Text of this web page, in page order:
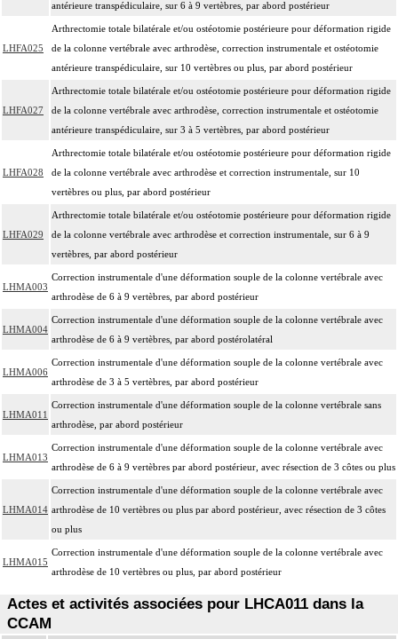
antérieure transpédiculaire, sur 6 à 9 vertèbres, par abord postérieur
LHFA025
Arthrectomie totale bilatérale et/ou ostéotomie postérieure pour déformation rigide
de la colonne vertébrale avec arthrodèse, correction instrumentale et ostéotomie
antérieure transpédiculaire, sur 10 vertèbres ou plus, par abord postérieur
LHFA027
Arthrectomie totale bilatérale et/ou ostéotomie postérieure pour déformation rigide
de la colonne vertébrale avec arthrodèse, correction instrumentale et ostéotomie
antérieure transpédiculaire, sur 3 à 5 vertèbres, par abord postérieur
LHFA028
Arthrectomie totale bilatérale et/ou ostéotomie postérieure pour déformation rigide
de la colonne vertébrale avec arthrodèse et correction instrumentale, sur 10
vertèbres ou plus, par abord postérieur
LHFA029
Arthrectomie totale bilatérale et/ou ostéotomie postérieure pour déformation rigide
de la colonne vertébrale avec arthrodèse et correction instrumentale, sur 6 à 9
vertèbres, par abord postérieur
LHMA003
Correction instrumentale d'une déformation souple de la colonne vertébrale avec
arthrodèse de 6 à 9 vertèbres, par abord postérieur
LHMA004
Correction instrumentale d'une déformation souple de la colonne vertébrale avec
arthrodèse de 6 à 9 vertèbres, par abord postérolatéral
LHMA006
Correction instrumentale d'une déformation souple de la colonne vertébrale avec
arthrodèse de 3 à 5 vertèbres, par abord postérieur
LHMA011
Correction instrumentale d'une déformation souple de la colonne vertébrale sans
arthrodèse, par abord postérieur
LHMA013
Correction instrumentale d'une déformation souple de la colonne vertébrale avec
arthrodèse de 6 à 9 vertèbres par abord postérieur, avec résection de 3 côtes ou plus
LHMA014
Correction instrumentale d'une déformation souple de la colonne vertébrale avec
arthrodèse de 10 vertèbres ou plus par abord postérieur, avec résection de 3 côtes
ou plus
LHMA015
Correction instrumentale d'une déformation souple de la colonne vertébrale avec
arthrodèse de 10 vertèbres ou plus, par abord postérieur
Actes et activités associées pour LHCA011 dans la
CCAM